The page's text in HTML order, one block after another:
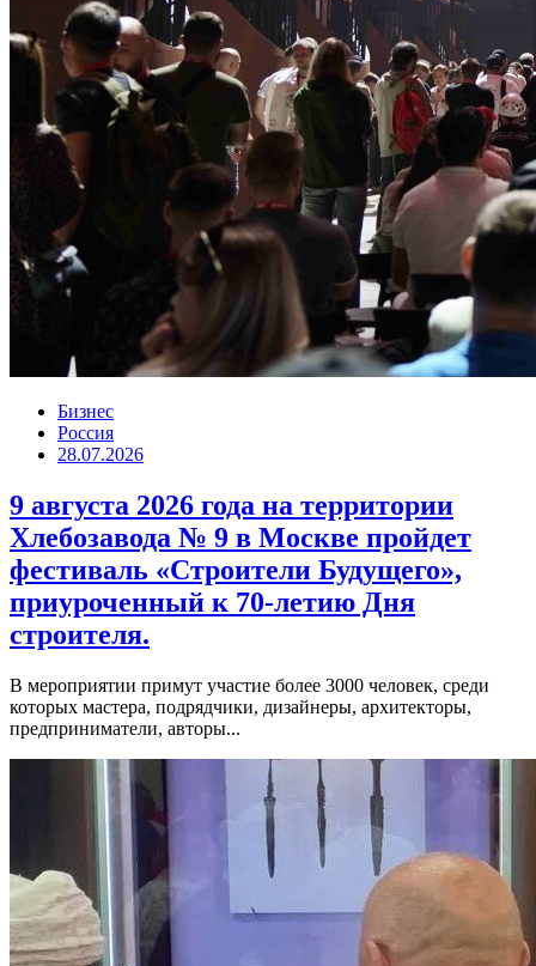
Бизнес
Россия
28.07.2026
9 августа 2026 года на территории
Хлебозавода № 9 в Москве пройдет
фестиваль «Строители Будущего»,
приуроченный к 70-летию Дня
строителя.
В мероприятии примут участие более 3000 человек, среди
которых мастера, подрядчики, дизайнеры, архитекторы,
предприниматели, авторы...